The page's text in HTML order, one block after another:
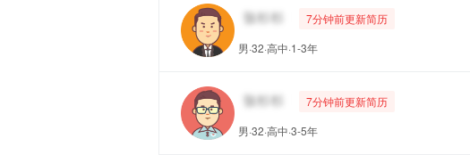
7分钟前更新简历
男·32·高中·1-3年
7分钟前更新简历
男·32·高中·3-5年